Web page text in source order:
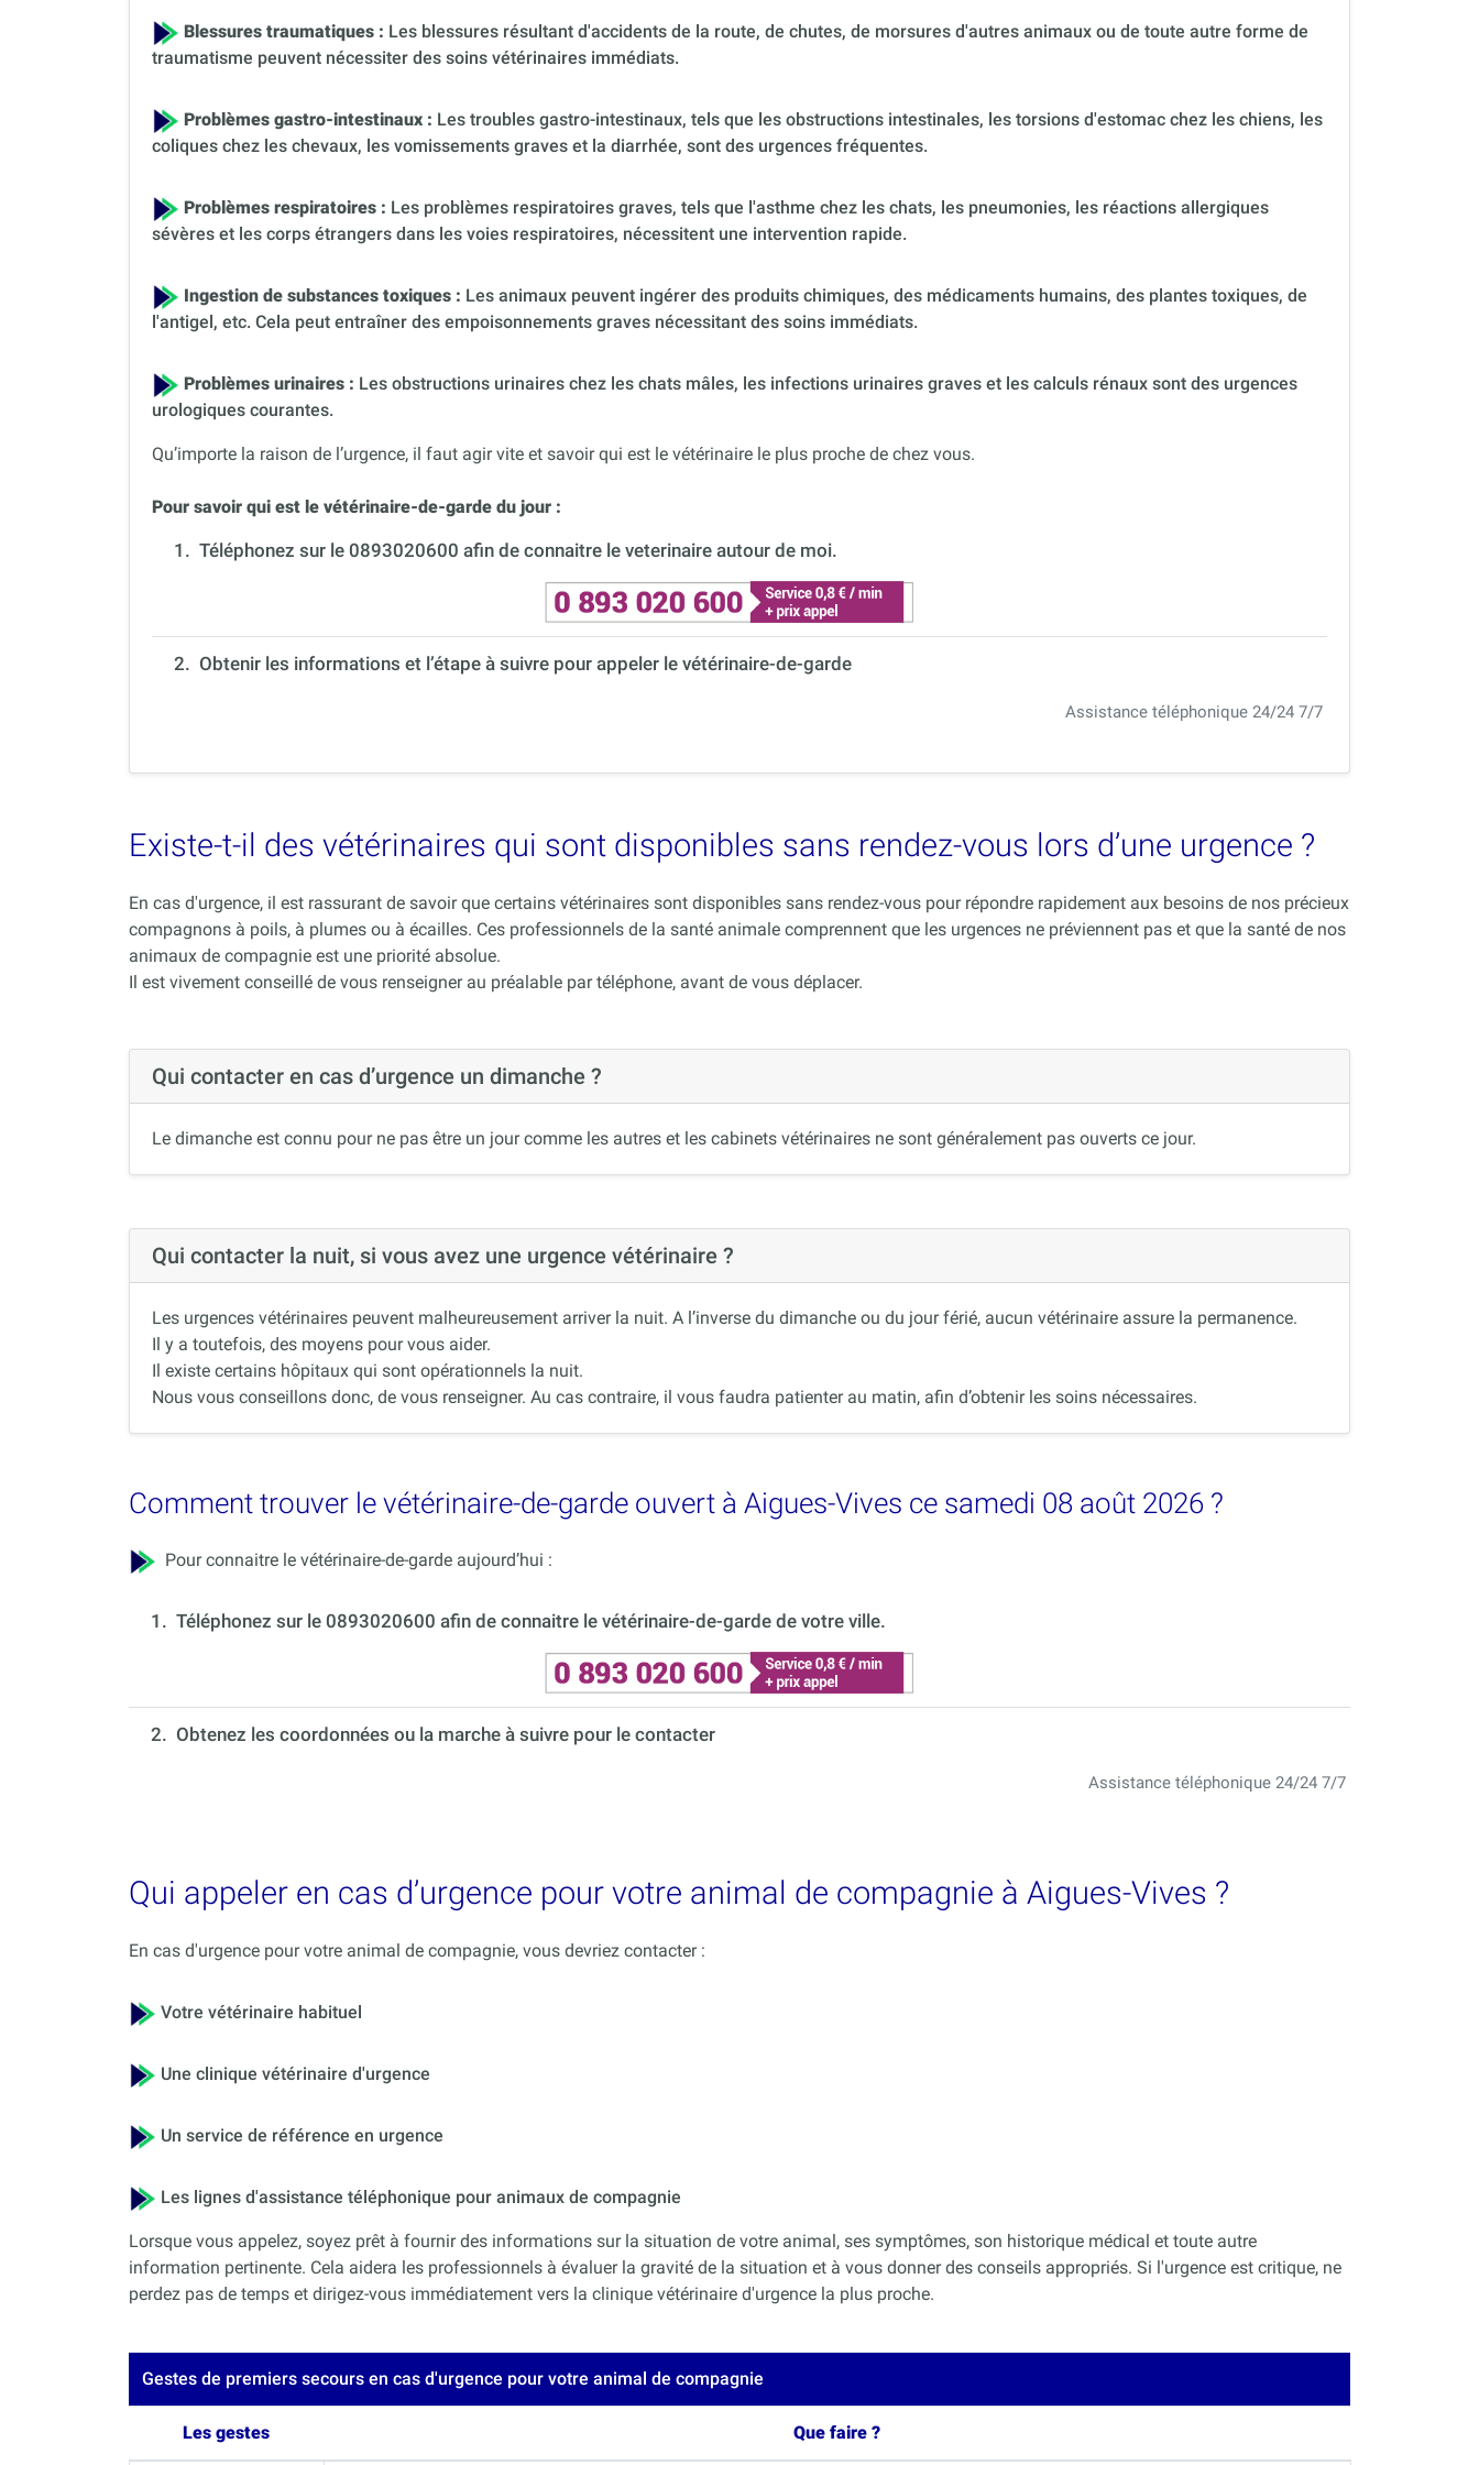
Blessures traumatiques : Les blessures résultant d'accidents de la route, de chutes, de morsures d'autres animaux ou de toute autre forme de
traumatisme peuvent nécessiter des soins vétérinaires immédiats.
Problèmes gastro-intestinaux : Les troubles gastro-intestinaux, tels que les obstructions intestinales, les torsions d'estomac chez les chiens, les
coliques chez les chevaux, les vomissements graves et la diarrhée, sont des urgences fréquentes.
Problèmes respiratoires : Les problèmes respiratoires graves, tels que l'asthme chez les chats, les pneumonies, les réactions allergiques
sévères et les corps étrangers dans les voies respiratoires, nécessitent une intervention rapide.
Ingestion de substances toxiques : Les animaux peuvent ingérer des produits chimiques, des médicaments humains, des plantes toxiques, de
l'antigel, etc. Cela peut entraîner des empoisonnements graves nécessitant des soins immédiats.
Problèmes urinaires : Les obstructions urinaires chez les chats mâles, les infections urinaires graves et les calculs rénaux sont des urgences
urologiques courantes.
Qu’importe la raison de l’urgence, il faut agir vite et savoir qui est le vétérinaire le plus proche de chez vous.
Pour savoir qui est le vétérinaire-de-garde du jour :
1. Téléphonez sur le 0893020600 afin de connaitre le veterinaire autour de moi.
2. Obtenir les informations et l’étape à suivre pour appeler le vétérinaire-de-garde
Assistance téléphonique 24/24 7/7
Existe-t-il des vétérinaires qui sont disponibles sans rendez-vous lors d’une urgence ?
En cas d'urgence, il est rassurant de savoir que certains vétérinaires sont disponibles sans rendez-vous pour répondre rapidement aux besoins de nos précieux
compagnons à poils, à plumes ou à écailles. Ces professionnels de la santé animale comprennent que les urgences ne préviennent pas et que la santé de nos
animaux de compagnie est une priorité absolue.
Il est vivement conseillé de vous renseigner au préalable par téléphone, avant de vous déplacer.
Qui contacter en cas d’urgence un dimanche ?
Le dimanche est connu pour ne pas être un jour comme les autres et les cabinets vétérinaires ne sont généralement pas ouverts ce jour.
Qui contacter la nuit, si vous avez une urgence vétérinaire ?
Les urgences vétérinaires peuvent malheureusement arriver la nuit. A l’inverse du dimanche ou du jour férié, aucun vétérinaire assure la permanence.
Il y a toutefois, des moyens pour vous aider.
Il existe certains hôpitaux qui sont opérationnels la nuit.
Nous vous conseillons donc, de vous renseigner. Au cas contraire, il vous faudra patienter au matin, afin d’obtenir les soins nécessaires.
Comment trouver le vétérinaire-de-garde ouvert à Aigues-Vives ce samedi 08 août 2026 ?
Pour connaitre le vétérinaire-de-garde aujourd’hui :
1. Téléphonez sur le 0893020600 afin de connaitre le vétérinaire-de-garde de votre ville.
2. Obtenez les coordonnées ou la marche à suivre pour le contacter
Assistance téléphonique 24/24 7/7
Qui appeler en cas d’urgence pour votre animal de compagnie à Aigues-Vives ?
En cas d'urgence pour votre animal de compagnie, vous devriez contacter :
Votre vétérinaire habituel
Une clinique vétérinaire d'urgence
Un service de référence en urgence
Les lignes d'assistance téléphonique pour animaux de compagnie
Lorsque vous appelez, soyez prêt à fournir des informations sur la situation de votre animal, ses symptômes, son historique médical et toute autre
information pertinente. Cela aidera les professionnels à évaluer la gravité de la situation et à vous donner des conseils appropriés. Si l'urgence est critique, ne
perdez pas de temps et dirigez-vous immédiatement vers la clinique vétérinaire d'urgence la plus proche.
Gestes de premiers secours en cas d'urgence pour votre animal de compagnie
Les gestes Que faire ?